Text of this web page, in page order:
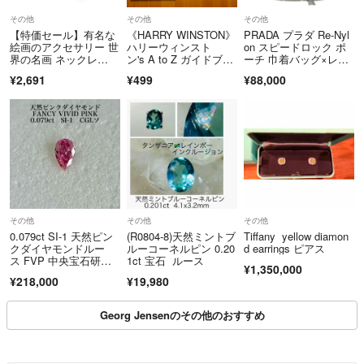
その他
【特価セール】有名な
絵画のアクセサリー 世
界の名画 ネックレ
¥2,691
その他
《HARRY WINSTON》
ハリーウィンスト
ン's A to Z ガイドブッ
感 指輪 ジュエリー ミ
¥499
その他
PRADA プラダ Re-Nyl
on スピードロック ポ
ーチ 巾着バッグ×レザ
具
¥88,000
その他
0.079ct SI-1 天然ピン
クダイヤモンドルー
ス FVP 中央宝石研究
¥218,000
その他
(R0804-8)天然ミントブ
ルーコーネルピン 0.20
1ct 宝石 ルース
¥19,980
その他
Tiffany yellow diamon
d earrings ピアス
¥1,350,000
Georg Jensenのその他のおすすめ